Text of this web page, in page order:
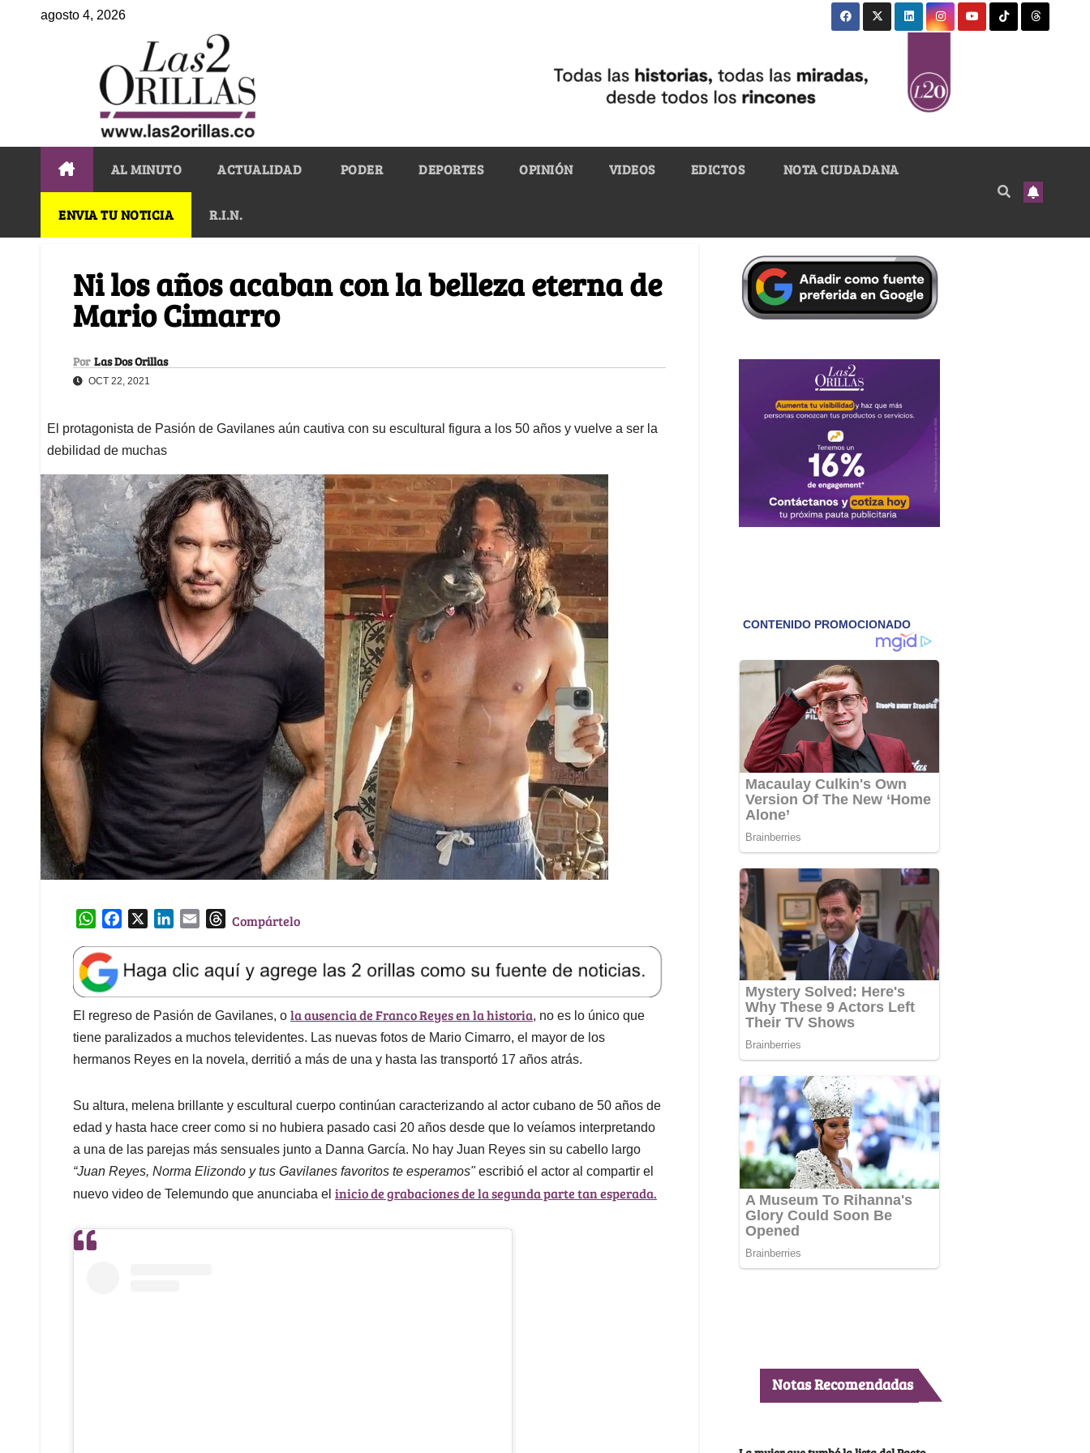
agosto 4, 2026
AL MINUTO ACTUALIDAD PODER DEPORTES OPINIÓN VIDEOS EDICTOS NOTA CIUDADANA
ENVIA TU NOTICIA R.I.N.
Ni los años acaban con la belleza eterna de
Mario Cimarro
Por Las Dos Orillas
OCT 22, 2021
El protagonista de Pasión de Gavilanes aún cautiva con su escultural figura a los 50 años y vuelve a ser la
debilidad de muchas
W
a
t
s
A
p
p
e
b
o
o
k
k
e
d
I
n
l
T
e
a
d
s
Compártelo
El regreso de Pasión de Gavilanes, o la ausencia de Franco Reyes en la historia, no es lo único que
tiene paralizados a muchos televidentes. Las nuevas fotos de Mario Cimarro, el mayor de los
hermanos Reyes en la novela, derritió a más de una y hasta las transportó 17 años atrás.
Su altura, melena brillante y escultural cuerpo continúan caracterizando al actor cubano de 50 años de
edad y hasta hace creer como si no hubiera pasado casi 20 años desde que lo veíamos interpretando
a una de las parejas más sensuales junto a Danna García. No hay Juan Reyes sin su cabello largo
“Juan Reyes, Norma Elizondo y tus Gavilanes favoritos te esperamos"escribió el actor al compartir el
nuevo video de Telemundo que anunciaba el inicio de grabaciones de la segunda parte tan esperada.
Notas Recomendadas